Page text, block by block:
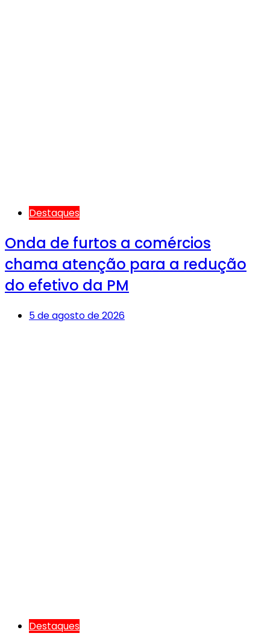
Destaques
Onda de furtos a comércios
chama atenção para a redução
do efetivo da PM
5 de agosto de 2026
Destaques